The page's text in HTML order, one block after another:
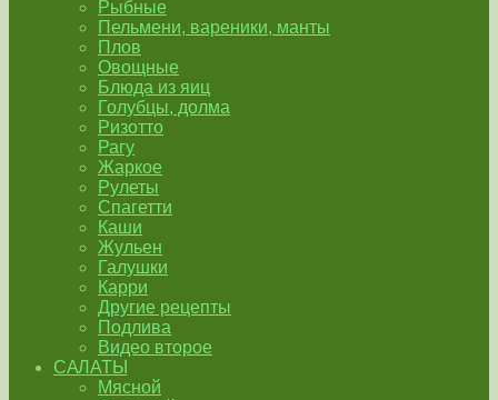
Рыбные
Пельмени, вареники, манты
Плов
Овощные
Блюда из яиц
Голубцы, долма
Ризотто
Рагу
Жаркое
Рулеты
Спагетти
Каши
Жульен
Галушки
Карри
Другие рецепты
Подлива
Видео второе
САЛАТЫ
Мясной